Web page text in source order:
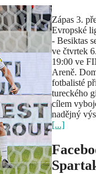
Zápas 3.
Evropské
- Besiktas
ve čtvrtek
19:00 ve
Areně.
fotbalisté
tureckého
cílem
nadějný
[...]